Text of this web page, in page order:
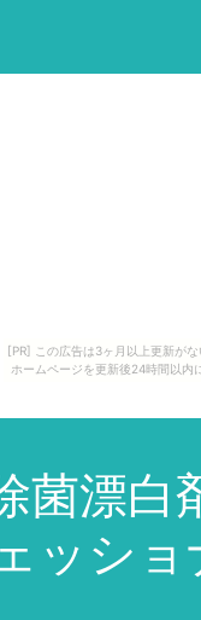
[PR] この広告は3ヶ月以上更新がな
ホームページを更新後24時間以内
菌漂
ッシ